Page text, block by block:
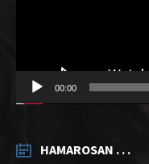
00:00
HAMAROSAN . . .